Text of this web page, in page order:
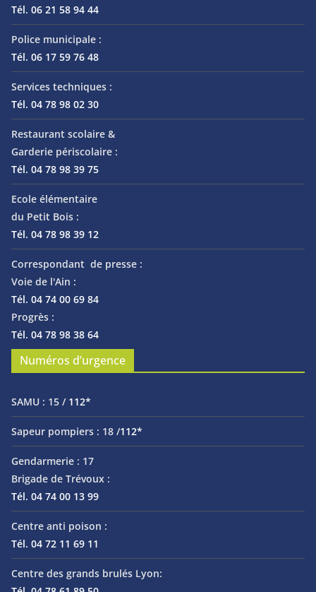
Tél. 06 21 58 94 44
Police municipale :
Tél. 06 17 59 76 48
Services techniques :
Tél. 04 78 98 02 30
Restaurant scolaire &
Garderie périscolaire :
Tél. 04 78 98 39 75
Ecole élémentaire
du Petit Bois :
Tél. 04 78 98 39 12
Correspondant de presse :
Voie de l'Ain :
Tél. 04 74 00 69 84
Progrès :
Tél. 04 78 98 38 64
Numéros d’urgence
SAMU : 15 / 112*
Sapeur pompiers : 18 /112*
Gendarmerie : 17
Brigade de Trévoux :
Tél. 04 74 00 13 99
Centre anti poison :
Tél. 04 72 11 69 11
Centre des grands brulés Lyon: